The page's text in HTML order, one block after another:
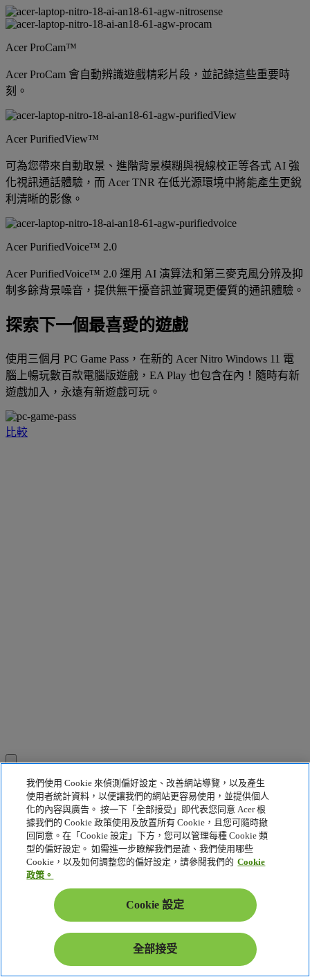
Acer ProCam™
Acer ProCam 會自動辨識遊戲精彩片段，並記錄這些重要時
刻。
Acer PurifiedView™
可為您帶來自動取景、進階背景模糊與視線校正等各式 AI 強
化視訊通話體驗，而 Acer TNR 在低光源環境中將能產生更銳
利清晰的影像。
Acer PurifiedVoice™ 2.0
Acer PurifiedVoice™ 2.0 運用 AI 演算法和第三麥克風分辨及抑
制多餘背景噪音，提供無干擾音訊並實現更優質的通訊體驗。
探索下一個最喜愛的遊戲
使用三個月 PC Game Pass，在新的 Acer Nitro Windows 11 電
腦上暢玩數百款電腦版遊戲，EA Play 也包含在內！隨時有新
遊戲加入，永遠有新遊戲可玩。
比較
本產品非為加密貨幣挖礦用途設計。因加密貨幣挖礦或相關活
動所致的產品損壞不在產品保固範圍內。
HDMI Licensing Administrator, Inc. 在美國及其他國家/地區的商
標或註冊商標。
© 2025 Advanced Micro Devices, Inc. 保留所有權利。AMD、
AMD 箭頭標誌、Radeon、Ryzen 及其組合為 Advanced Micro
我們使用 Cookie 來偵測偏好設定、改善網站導覽，以及產生
使用者統計資料，以便讓我們的網站更容易使用，並提供個人
化的內容與廣告。 按一下「全部接受」即代表您同意 Acer 根
據我們的 Cookie 政策使用及放置所有 Cookie，且您可隨時撤
回同意。在「Cookie 設定」下方，您可以管理每種 Cookie 類
型的偏好設定。 如需進一步瞭解我們是誰、我們使用哪些
Cookie，以及如何調整您的偏好設定，請參閱我們的 Cookie
政策。
Cookie 設定
全部接受